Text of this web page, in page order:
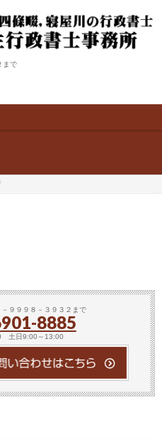
まで
９９９８－３９３２まで
8885
土日9:00～13:00